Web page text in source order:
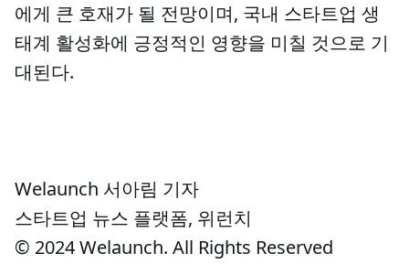
에게 큰 호재가 될 전망이며, 국내 스타트업 생
태계 활성화에 긍정적인 영향을 미칠 것으로 기
대된다.
Welaunch 서아림 기자
스타트업 뉴스 플랫폼, 위런치
© 2024 Welaunch. All Rights Reserved